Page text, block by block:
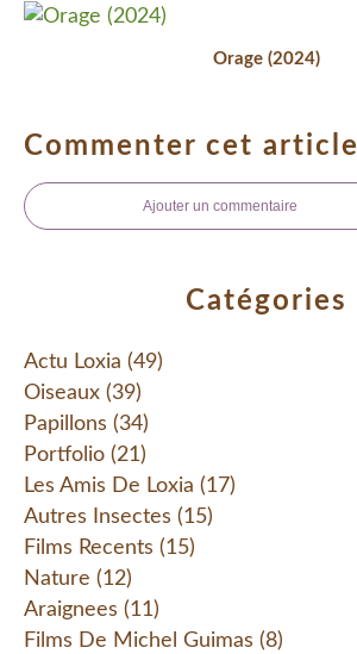
Orage (2024)
Commenter cet article
Ajouter un commentaire
Catégories
Actu Loxia (49)
Oiseaux (39)
Papillons (34)
Portfolio (21)
Les Amis De Loxia (17)
Autres Insectes (15)
Films Recents (15)
Nature (12)
Araignees (11)
Films De Michel Guimas (8)